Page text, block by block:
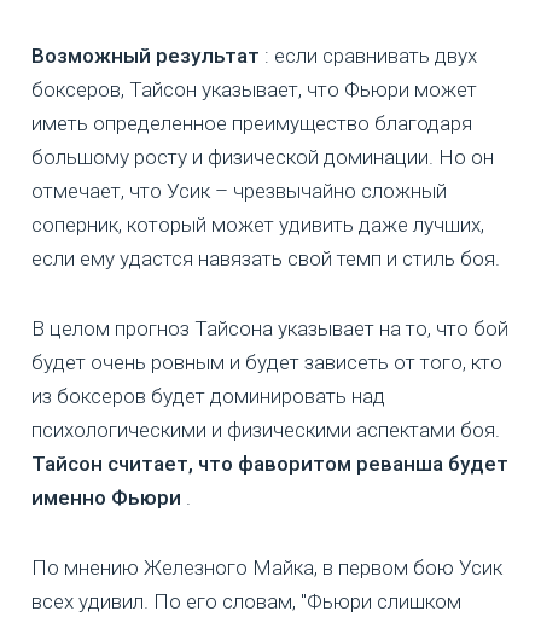
Возможный результат : если сравнивать двух
боксеров, Тайсон указывает, что Фьюри может
иметь определенное преимущество благодаря
большому росту и физической доминации. Но он
отмечает, что Усик – чрезвычайно сложный
соперник, который может удивить даже лучших,
если ему удастся навязать свой темп и стиль боя.
В целом прогноз Тайсона указывает на то, что бой
будет очень ровным и будет зависеть от того, кто
из боксеров будет доминировать над
психологическими и физическими аспектами боя.
Тайсон считает, что фаворитом реванша будет
именно Фьюри .
По мнению Железного Майка, в первом бою Усик
всех удивил. По его словам, "Фьюри слишком